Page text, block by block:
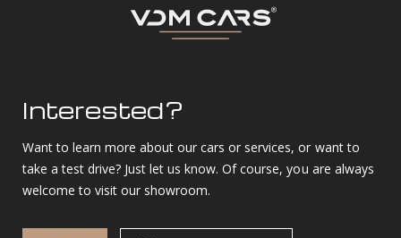
Interested?
Want to learn more about our cars or services, or want to
take a test drive? Just let us know. Of course, you are always
welcome to visit our showroom.